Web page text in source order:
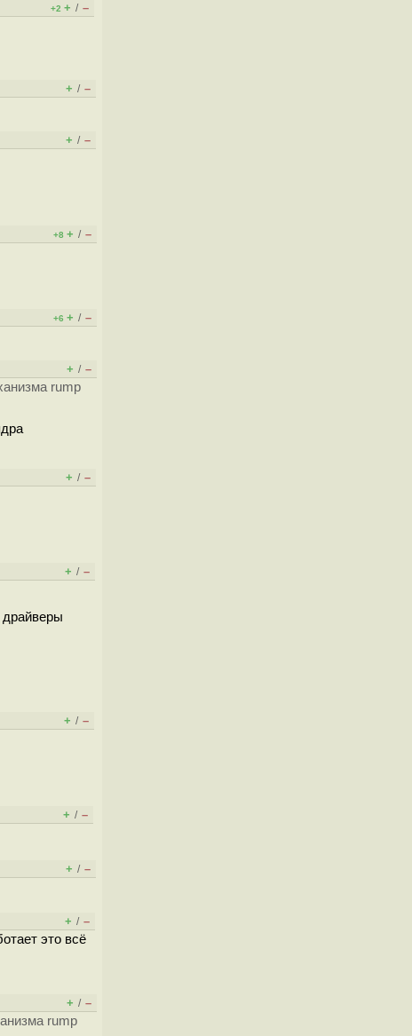
+2 + / –
+ / –
+ / –
+8 + / –
+6 + / –
+ / –
rump
+ / –
+ / –
драйверы
+ / –
+ / –
+ / –
+ / –
это всё
+ / –
rump